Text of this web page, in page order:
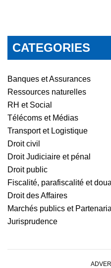
CATEGORIES
Banques et Assurances
Ressources naturelles
RH et Social
Télécoms et Médias
Transport et Logistique
Droit civil
Droit Judiciaire et pénal
Droit public
Fiscalité, parafiscalité et
Droit des Affaires
Marchés publics et
Jurisprudence